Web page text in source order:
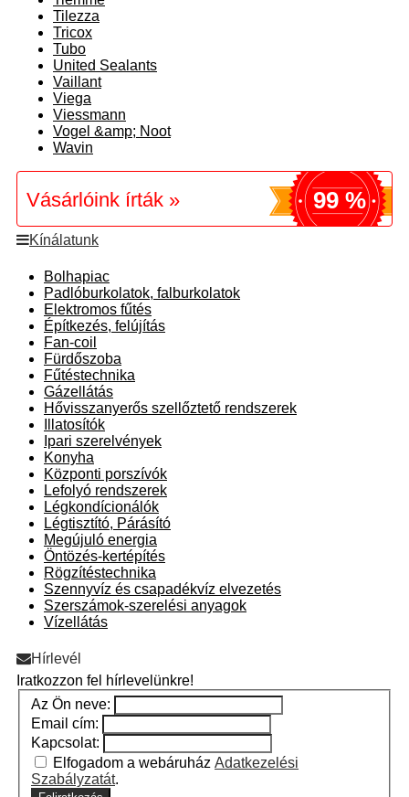
Tilezza
Tricox
Tubo
United Sealants
Vaillant
Viega
Viessmann
Vogel &amp; Noot
Wavin
Vásárlóink írták » 99 %
Kínálatunk
Bolhapiac
Padlóburkolatok, falburkolatok
Elektromos fűtés
Építkezés, felújítás
Fan-coil
Fürdőszoba
Fűtéstechnika
Gázellátás
Hővisszanyerős szellőztető rendszerek
Illatosítók
Ipari szerelvények
Konyha
Központi porszívók
Lefolyó rendszerek
Légkondícionálók
Légtisztító, Párásító
Megújuló energia
Öntözés-kertépítés
Rögzítéstechnika
Szennyvíz és csapadékvíz elvezetés
Szerszámok-szerelési anyagok
Vízellátás
Hírlevél
Iratkozzon fel hírlevelünkre!
Az Ön neve:
Email cím:
Kapcsolat:
Elfogadom a webáruház Adatkezelési
Szabályzatát.